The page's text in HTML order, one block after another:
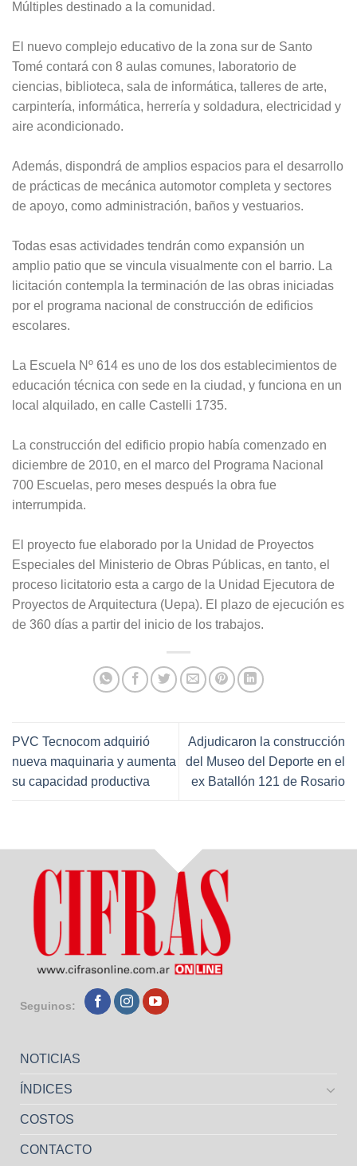
Múltiples destinado a la comunidad.
El nuevo complejo educativo de la zona sur de Santo
Tomé contará con 8 aulas comunes, laboratorio de
ciencias, biblioteca, sala de informática, talleres de arte,
carpintería, informática, herrería y soldadura, electricidad y
aire acondicionado.
Además, dispondrá de amplios espacios para el desarrollo
de prácticas de mecánica automotor completa y sectores
de apoyo, como administración, baños y vestuarios.
Todas esas actividades tendrán como expansión un
amplio patio que se vincula visualmente con el barrio. La
licitación contempla la terminación de las obras iniciadas
por el programa nacional de construcción de edificios
escolares.
La Escuela Nº 614 es uno de los dos establecimientos de
educación técnica con sede en la ciudad, y funciona en un
local alquilado, en calle Castelli 1735.
La construcción del edificio propio había comenzado en
diciembre de 2010, en el marco del Programa Nacional
700 Escuelas, pero meses después la obra fue
interrumpida.
El proyecto fue elaborado por la Unidad de Proyectos
Especiales del Ministerio de Obras Públicas, en tanto, el
proceso licitatorio esta a cargo de la Unidad Ejecutora de
Proyectos de Arquitectura (Uepa). El plazo de ejecución es
de 360 días a partir del inicio de los trabajos.
PVC Tecnocom adquirió
nueva maquinaria y aumenta
su capacidad productiva
Adjudicaron la construcción
del Museo del Deporte en el
ex Batallón 121 de Rosario
Seguinos:
NOTICIAS
ÍNDICES
COSTOS
CONTACTO